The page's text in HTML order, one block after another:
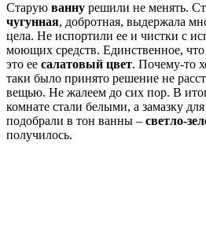
Старую ванну решили не менять.
чугунная, добротная, выдержала
цела. Не испортили ее и чистки с
моющих средств. Единственное, что
это ее салатовый цвет. Почему-то
таки было принято решение не
вещью. Не жалеем до сих пор. В
комнате стали белыми, а замазку для
подобрали в тон ванны – светло-
получилось.